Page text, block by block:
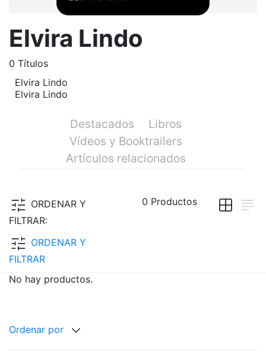
Elvira Lindo
0 Títulos
Elvira Lindo
Elvira Lindo
Destacados
Libros
Vídeos y Booktrailers
Artículos relacionados
ORDENAR Y
FILTRAR:
ORDENAR Y
FILTRAR
0 Productos
No hay productos.
Ordenar por